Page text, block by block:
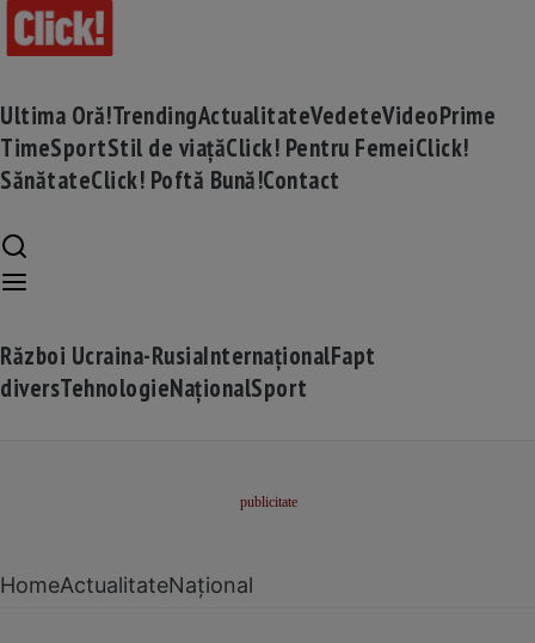
Ultima Oră!TrendingActualitateVedeteVideoPrime
TimeSportStil de viațăClick! Pentru FemeiClick!
SănătateClick! Poftă Bună!Contact
Război Ucraina-RusiaInternaționalFapt
diversTehnologieNaționalSport
HomeActualitateNațional